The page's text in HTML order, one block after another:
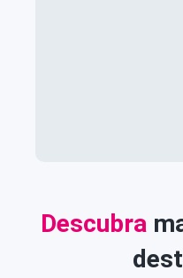
Descubra